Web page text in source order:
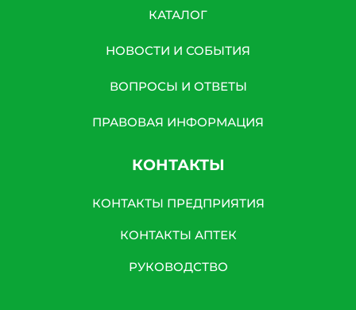
КАТАЛОГ
НОВОСТИ И СОБЫТИЯ
ВОПРОСЫ И ОТВЕТЫ
ПРАВОВАЯ ИНФОРМАЦИЯ
КОНТАКТЫ
КОНТАКТЫ ПРЕДПРИЯТИЯ
КОНТАКТЫ АПТЕК
РУКОВОДСТВО